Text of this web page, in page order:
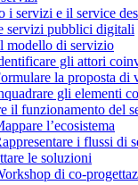
i servizi e il service
servizi pubblici digitali
modello di servizio
gli attori
la proposta di
gli elementi
il funzionamento del
l’ecosistema
i flussi di
le soluzioni
di co-